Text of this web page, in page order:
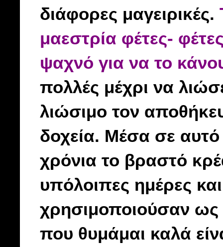
διάφορες μαγειρικές.
μαεστρία φέτες-
ψαχνό για να το
πολλές μέχρι να
λιώσιμο τον
δοχεία. Μέσα σε
χρόνια το βραστό
υπόλοιπες ημέρες
χρησιμοποιούσαν
που θυμάμαι καλά